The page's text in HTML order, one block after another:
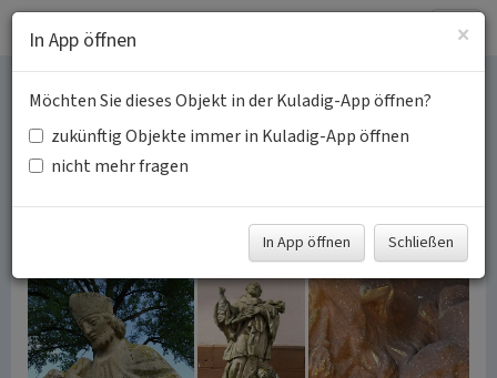
Heiligenbilder Johannes
Nepomuk in der Pfalz
Landeskunde, Architekturgeschichte
×
In App öffnen
Möchten Sie dieses Objekt in der Kuladig-App öffnen?
zukünftig Objekte immer in Kuladig-App öffnen
nicht mehr fragen
In App öffnen Schließen